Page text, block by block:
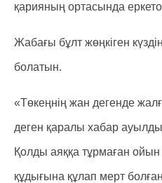
қарияның ортасында
Жабағы бұлт жөңкіген күздің
болатын.
«Төкеңнің жан дегенде
деген қаралы хабар ауылды
Қолды аяққа тұрмаған
құдығына құлап мерт